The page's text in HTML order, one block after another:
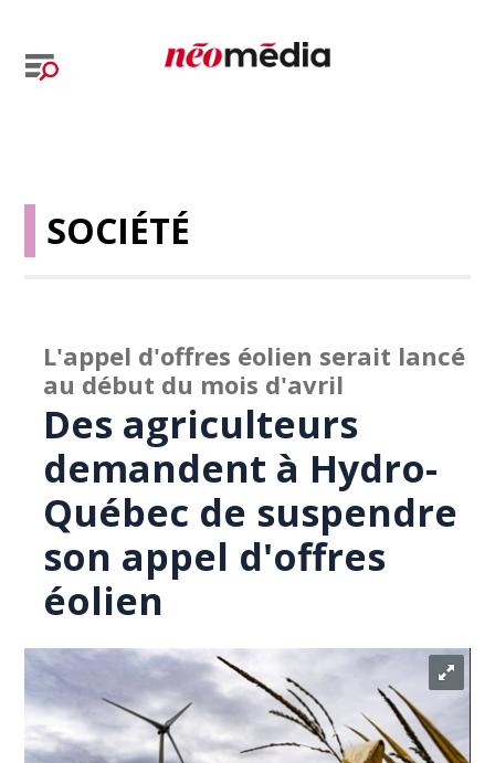
SOCIÉTÉ
L'appel d'offres éolien serait lancé
au début du mois d'avril
Des agriculteurs
demandent à Hydro-
Québec de suspendre
son appel d'offres
éolien